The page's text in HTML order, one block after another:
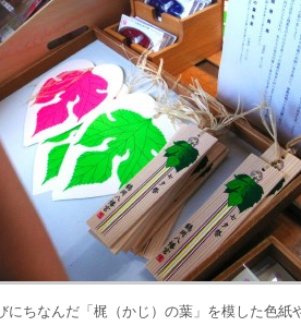
にちなんだ「梶（かじ）の葉」を模した色紙